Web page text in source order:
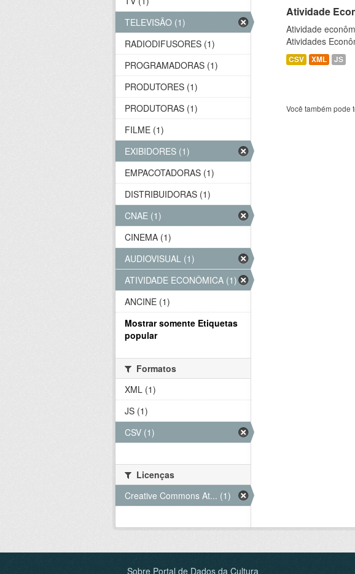
Atividade
Atividade
Atividades
CSV XML JS
Você também pode
TELEVISÃO (1)
RADIODIFUSORES (1)
PROGRAMADORAS (1)
PRODUTORES (1)
PRODUTORAS (1)
FILME (1)
EXIBIDORES (1)
EMPACOTADORAS (1)
DISTRIBUIDORAS (1)
CNAE (1)
CINEMA (1)
AUDIOVISUAL (1)
ATIVIDADE ECONÔMICA (1)
ANCINE (1)
Mostrar somente Etiquetas
popular
Formatos
XML (1)
JS (1)
CSV (1)
Licenças
Creative Commons At... (1)
Sobre Portal de Dados da Cultura